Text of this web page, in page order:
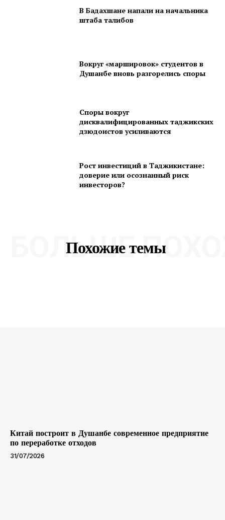
В Бадахшане напали на начальника
штаба талибов
Вокруг «маршировок» студентов в
Душанбе вновь разгорелись споры
Споры вокруг
дисквалифицированных таджикских
дзюдоистов усиливаются
Рост инвестиций в Таджикистане:
доверие или осознанный риск
инвесторов?
Похожие темы
БОЛЬШЕ
Китай построит в Душанбе современное предприятие
по переработке отходов
31/07/2026